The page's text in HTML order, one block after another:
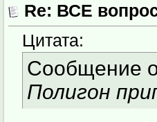
Re: ВСЕ
Цитата:
Сообщение
Полигон